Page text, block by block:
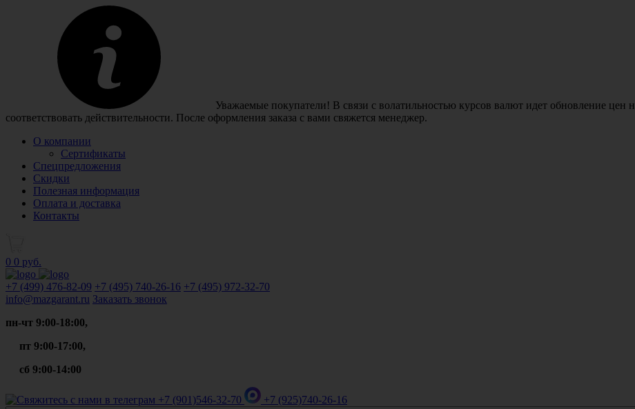
Уважаемые покупатели! В связи с волатильностью курсов валют идет обновление цен
соответствовать действительности. После оформления заказа с вами свяжется менеджер.
О компании
Сертификаты
Спецпредложения
Скидки
Полезная информация
Оплата и доставка
Контакты
0 0 руб.
+7 (499) 476-82-09 +7 (495) 740-26-16 +7 (495) 972-32-70
info@mazgarant.ru Заказать звонок
пн-чт 9:00-18:00,
пт 9:00-17:00,
сб 9:00-14:00
+7 (901)546-32-70 +7 (925)740-26-16